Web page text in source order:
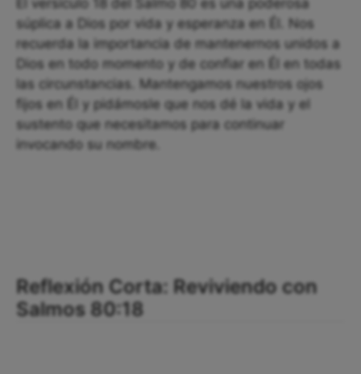
El versículo 18 del Salmo 80 es una poderosa
súplica a Dios por vida y esperanza en Él. Nos
recuerda la importancia de mantenernos unidos a
Dios en todo momento y de confiar en Él en todas
las circunstancias. Mantengamos nuestros ojos
fijos en Él y pidámosle que nos dé la vida y el
sustento que necesitamos para continuar
invocando su nombre.
Reflexión Corta: Reviviendo con
Salmos 80:18